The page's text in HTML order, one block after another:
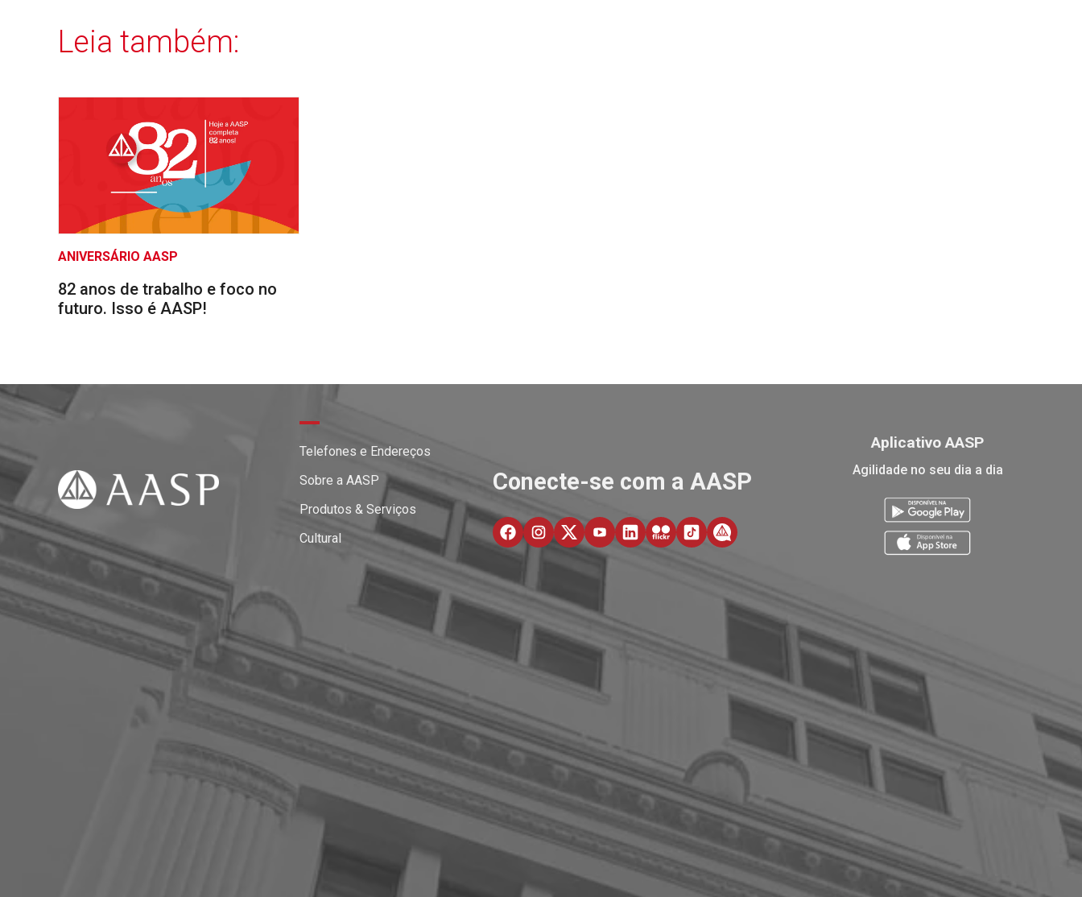
Leia também:
ANIVERSÁRIO AASP
82 anos de trabalho e foco no
futuro. Isso é AASP!
Telefones e Endereços
Sobre a AASP
Produtos & Serviços
Cultural
Conecte-se com a AASP
Aplicativo AASP
Agilidade no seu dia a dia